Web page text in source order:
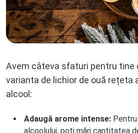
Avem câteva sfaturi pentru tine
varianta de lichior de ouă rețeta
alcool:
Adaugă arome intense:
alcoolului, poți mări cantitatea